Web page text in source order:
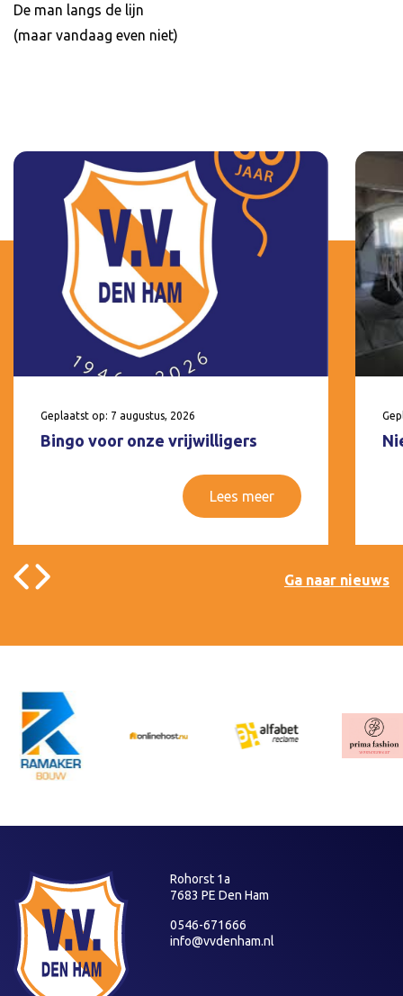
De man langs de lijn
(maar vandaag even niet)
Geplaatst op: 7 augustus, 2026
Bingo voor onze vrijwilligers
Lees meer
Ga naar nieuws
Rohorst 1a
7683 PE Den Ham
0546-671666
info@vvdenham.nl